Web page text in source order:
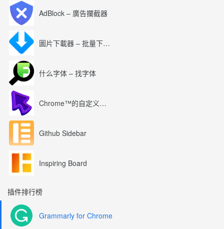
AdBlock – 廣告攔截器
圖片下載器 – 批量下載圖片
什么字体 – 找字体
Chrome™的自定义光标
Github Sidebar
Inspiring Board
插件排行榜
Grammarly for Chrome